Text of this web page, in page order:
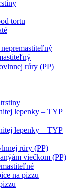
tortu
rúry (PP)
lepenky – TYP
lepenky – TYP
rúry (PP)
viečkom (PP)
na pizzu